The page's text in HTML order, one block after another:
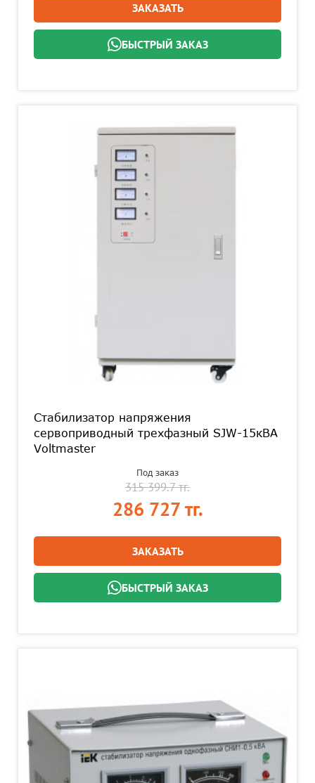
ЗАКАЗАТЬ
БЫСТРЫЙ ЗАКАЗ
Стабилизатор напряжения
сервоприводный трехфазный SJW-15кВА
Voltmaster
Под заказ
315 399.7 тг.
286 727 тг.
ЗАКАЗАТЬ
БЫСТРЫЙ ЗАКАЗ